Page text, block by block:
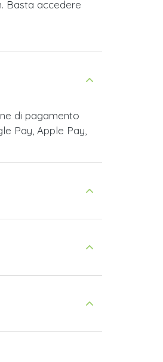
Basta accedere
di pagamento
Pay, Apple Pay,